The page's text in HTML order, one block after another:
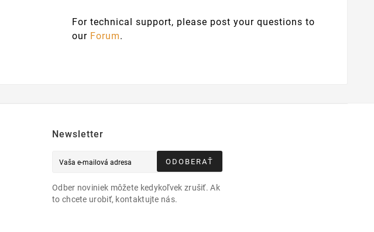
For technical support, please post your questions to
our Forum.
Newsletter
ODOBERAŤ
Odber noviniek môžete kedykoľvek zrušiť. Ak
to chcete urobiť, kontaktujte nás.